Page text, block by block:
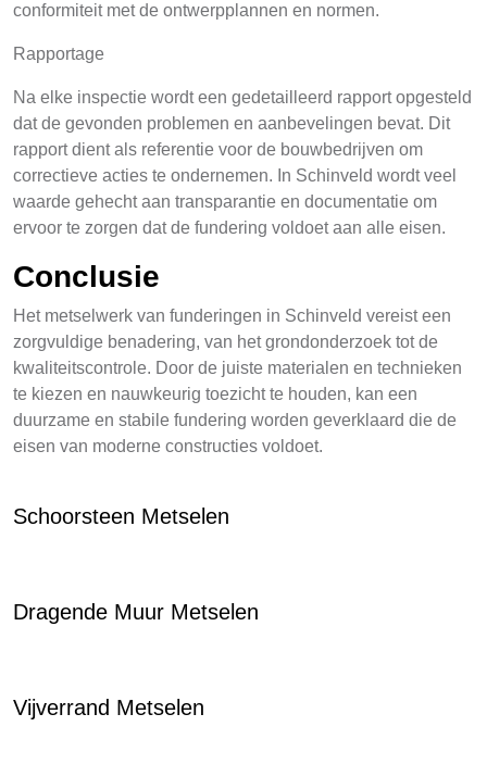
conformiteit met de ontwerpplannen en normen.
Rapportage
Na elke inspectie wordt een gedetailleerd rapport opgesteld
dat de gevonden problemen en aanbevelingen bevat. Dit
rapport dient als referentie voor de bouwbedrijven om
correctieve acties te ondernemen. In Schinveld wordt veel
waarde gehecht aan transparantie en documentatie om
ervoor te zorgen dat de fundering voldoet aan alle eisen.
Conclusie
Het metselwerk van funderingen in Schinveld vereist een
zorgvuldige benadering, van het grondonderzoek tot de
kwaliteitscontrole. Door de juiste materialen en technieken
te kiezen en nauwkeurig toezicht te houden, kan een
duurzame en stabile fundering worden geverklaard die de
eisen van moderne constructies voldoet.
Schoorsteen Metselen
Dragende Muur Metselen
Vijverrand Metselen